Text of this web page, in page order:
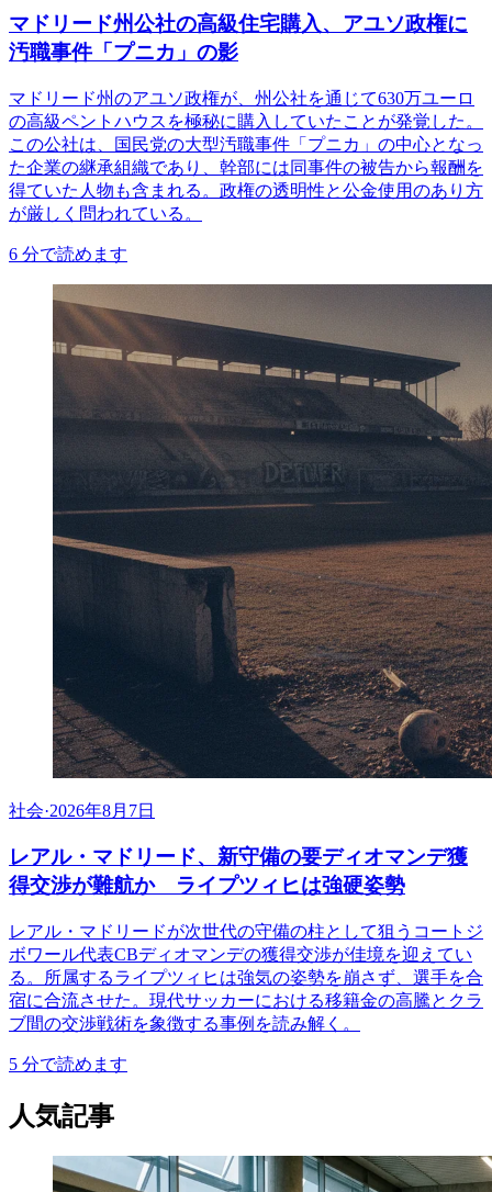
マドリード州公社の高級住宅購入、アユソ政権に
汚職事件「プニカ」の影
マドリード州のアユソ政権が、州公社を通じて630万ユーロ
の高級ペントハウスを極秘に購入していたことが発覚した。
この公社は、国民党の大型汚職事件「プニカ」の中心となっ
た企業の継承組織であり、幹部には同事件の被告から報酬を
得ていた人物も含まれる。政権の透明性と公金使用のあり方
が厳しく問われている。
6 分で読めます
社会·2026年8月7日
レアル・マドリード、新守備の要ディオマンデ獲
得交渉が難航か ライプツィヒは強硬姿勢
レアル・マドリードが次世代の守備の柱として狙うコートジ
ボワール代表CBディオマンデの獲得交渉が佳境を迎えてい
る。所属するライプツィヒは強気の姿勢を崩さず、選手を合
宿に合流させた。現代サッカーにおける移籍金の高騰とクラ
ブ間の交渉戦術を象徴する事例を読み解く。
5 分で読めます
人気記事